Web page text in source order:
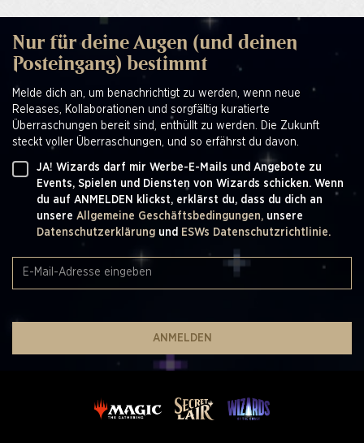
Nur für deine Augen (und deinen
Posteingang) bestimmt
Melde dich an, um benachrichtigt zu werden, wenn neue
Releases, Kollaborationen und sorgfältig kuratierte
Überraschungen bereit sind, enthüllt zu werden. Die Zukunft
steckt voller Überraschungen, und so erfährst du davon.
JA! Wizards darf mir Werbe-E-Mails und Angebote zu
Events, Spielen und Diensten von Wizards schicken. Wenn
du auf ANMELDEN klickst, erklärst du, dass du dich an
unsere Allgemeine Geschäftsbedingungen, unsere
Datenschutzerklärung und ESWs Datenschutzrichtlinie.
ANMELDEN